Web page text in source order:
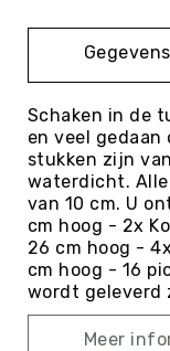
&
Golf
Honk-
&
Jeu
de
Gegevens
Schaken in de
en veel
stukken zijn
waterdicht. Alle
van 10 cm. U
cm hoog - 2x
26 cm hoog -
cm hoog - 16
wordt geleverd
Meer